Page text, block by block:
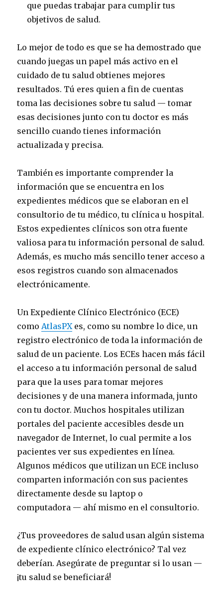
que puedas trabajar para cumplir tus
objetivos de salud.
Lo mejor de todo es que se ha demostrado que
cuando juegas un papel más activo en el
cuidado de tu salud obtienes mejores
resultados. Tú eres quien a fin de cuentas
toma las decisiones sobre tu salud — tomar
esas decisiones junto con tu doctor es más
sencillo cuando tienes información
actualizada y precisa.
También es importante comprender la
información que se encuentra en los
expedientes médicos que se elaboran en el
consultorio de tu médico, tu clínica u hospital.
Estos expedientes clínicos son otra fuente
valiosa para tu información personal de salud.
Además, es mucho más sencillo tener acceso a
esos registros cuando son almacenados
electrónicamente.
Un Expediente Clínico Electrónico (ECE)
comoAtlasPXes, como su nombre lo dice, un
registro electrónico de toda la información de
salud de un paciente. Los ECEs hacen más fácil
el acceso a tu información personal de salud
para que la uses para tomar mejores
decisiones y de una manera informada, junto
con tu doctor. Muchos hospitales utilizan
portales del paciente accesibles desde un
navegador de Internet, lo cual permite a los
pacientes ver sus expedientes en línea.
Algunos médicos que utilizan un ECE incluso
comparten información con sus pacientes
directamente desde su laptop o
computadora — ahí mismo en el consultorio.
¿Tus proveedores de salud usan algún sistema
de expediente clínico electrónico? Tal vez
deberían. Asegúrate de preguntar si lo usan —
¡tu salud se beneficiará!